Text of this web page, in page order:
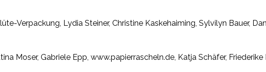
Verpackung, Lydia Steiner, Christine Kaskehaiming, Sylvilyn Bauer,
Moser, Gabriele Epp, www.papierrascheln.de, Katja Schäfer,